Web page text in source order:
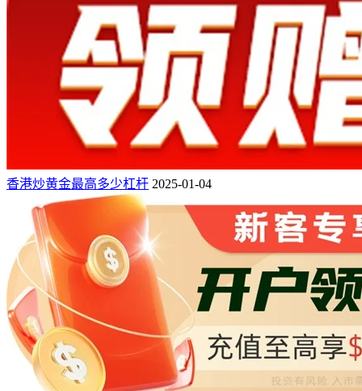
香港炒黄金最高多少杠杆 2025-01-04